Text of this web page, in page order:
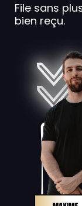
File sans
bien reçu.